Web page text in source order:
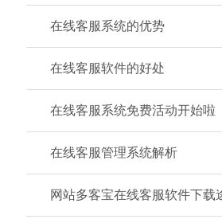
在线客服系统的优势
在线客服软件的好处
在线客服系统免费活动开始啦
在线客服管理系统解析
网站多客宝在线客服软件下载